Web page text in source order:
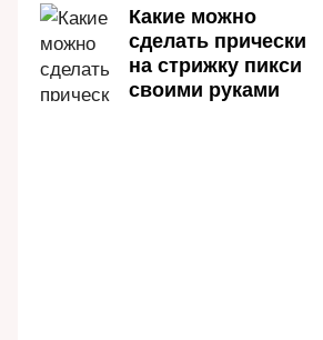
Какие можно
сделать прически
на стрижку пикси
своими руками